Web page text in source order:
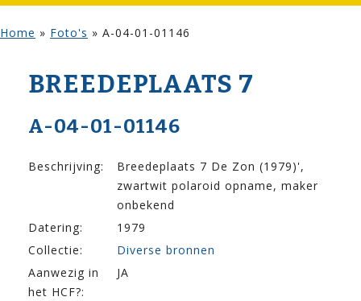
Home » Foto's » A-04-01-01146
BREEDEPLAATS 7
A-04-01-01146
Beschrijving:
Breedeplaats 7 De Zon (1979)',
zwartwit polaroid opname, maker
onbekend
Datering:
1979
Collectie:
Diverse bronnen
Aanwezig in
het HCF?:
JA